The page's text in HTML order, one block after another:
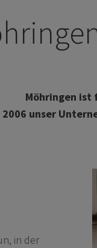
Möhringen ist
unser
in der